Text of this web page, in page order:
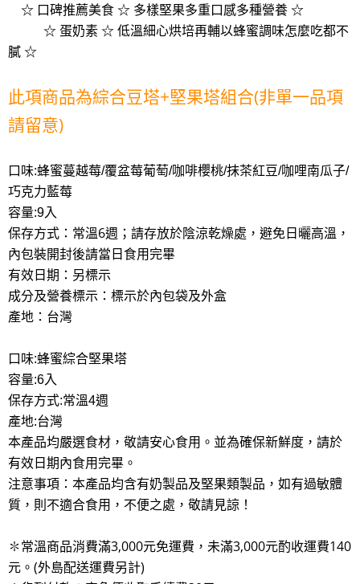
☆ 口碑推薦美食 ☆ 多樣堅果多重口感多種營養 ☆
☆ 蛋奶素 ☆ 低溫細心烘培再輔以蜂蜜調味怎麼吃都不
膩 ☆
此項商品為綜合豆塔+堅果塔組合(非單一品項
請留意)
口味:蜂蜜蔓越莓/覆盆莓葡萄/咖啡櫻桃/抹茶紅豆/咖哩南瓜子/
巧克力藍莓
容量:9入
保存方式：常溫6週；請存放於陰涼乾燥處，避免日曬高溫，
內包裝開封後請當日食用完畢
有效日期：另標示
成分及營養標示：標示於內包袋及外盒
產地：台灣
口味:蜂蜜綜合堅果塔
容量:6入
保存方式:常溫4週
產地:台灣
本產品均嚴選食材，敬請安心食用。並為確保新鮮度，請於
有效日期內食用完畢。
注意事項：本產品均含有奶製品及堅果類製品，如有過敏體
質，則不適合食用，不便之處，敬請見諒！
✽常溫商品消費滿3,000元免運費，未滿3,000元酌收運費140
元。(外島配送運費另計)